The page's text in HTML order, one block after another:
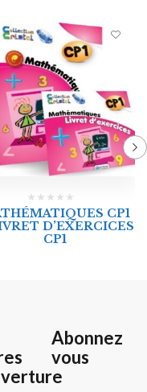
CP1
D’EXERCICES
CP1
Abonnez
vous